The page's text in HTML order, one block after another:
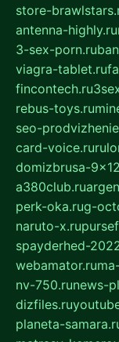
store-
antenna-highly.ru
3-sex-porn.ru
viagra-tablet.ru
fincontech.ru
rebus-toys.ru
seo-
card-voice.ru
domizbrusa-
a380club.ru
perk-oka.rug-
naruto-x.ru
spayderhed-
webamator.ru
nv-750.runews-
dizfiles.ru
planeta-